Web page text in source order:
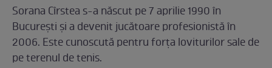
Sorana Cîrstea s-a născut pe 7 aprilie 1990 în
București și a devenit jucătoare profesionistă în
2006. Este cunoscută pentru forța loviturilor sale de
pe terenul de tenis.